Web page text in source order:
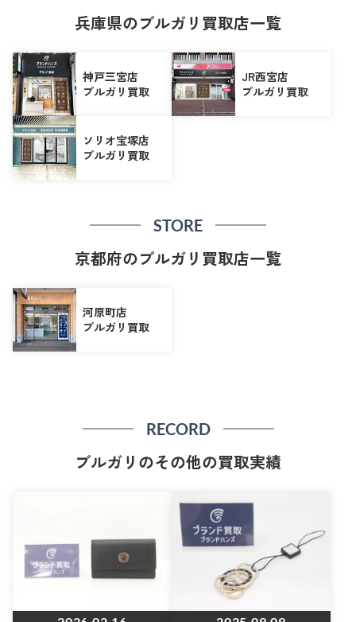
兵庫県のブルガリ買取店一覧
神戸三宮店
ブルガリ買取
JR西宮店
ブルガリ買取
ソリオ宝塚店
ブルガリ買取
STORE
京都府のブルガリ買取店一覧
河原町店
ブルガリ買取
RECORD
ブルガリのその他の買取実績